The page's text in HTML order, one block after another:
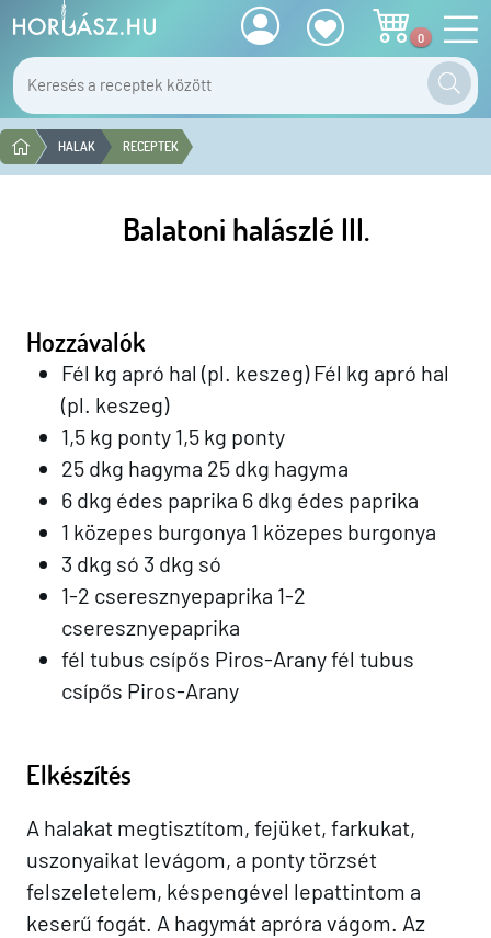
0
HALAK RECEPTEK
Balatoni halászlé III.
Hozzávalók
Fél kg apró hal (pl. keszeg) Fél kg apró hal
(pl. keszeg)
1,5 kg ponty 1,5 kg ponty
25 dkg hagyma 25 dkg hagyma
6 dkg édes paprika 6 dkg édes paprika
1 közepes burgonya 1 közepes burgonya
3 dkg só 3 dkg só
1-2 cseresznyepaprika 1-2
cseresznyepaprika
fél tubus csípős Piros-Arany fél tubus
csípős Piros-Arany
Elkészítés
A halakat megtisztítom, fejüket, farkukat,
uszonyaikat levágom, a ponty törzsét
felszeletelem, késpengével lepattintom a
keserű fogát. A hagymát apróra vágom. Az